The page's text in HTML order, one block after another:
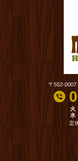
〒552-0007
火
水
定